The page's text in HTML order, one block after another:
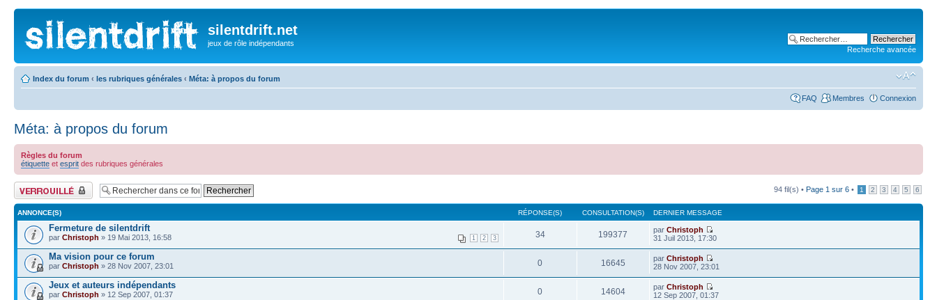
silentdrift.net
jeux de rôle indépendants
Recherche avancée
Index du forum ‹ les rubriques générales ‹ Méta: à propos du forum
FAQ Membres Connexion
Méta: à propos du forum
Règles du forum
étiquette et esprit des rubriques générales
Forum verrouillé 94 fil(s) • Page 1 sur 6 • 1 2 3 4 5 6
ANNONCE(S) RÉPONSE(S) CONSULTATION(S) DERNIER MESSAGE
Fermeture de silentdrift
1 2 3
par Christoph » 19 Mai 2013, 16:58 34 199377 parChristoph
31 Juil 2013, 17:30
Ma vision pour ce forum
par Christoph » 28 Nov 2007, 23:01 0 16645 parChristoph
28 Nov 2007, 23:01
Jeux et auteurs indépendants
par Christoph » 12 Sep 2007, 01:37 0 14604 parChristoph
12 Sep 2007, 01:37